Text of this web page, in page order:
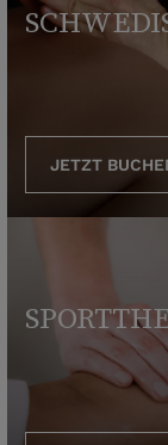
JETZT